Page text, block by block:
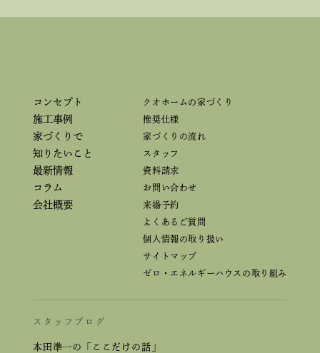
コンセプト
施工事例
家づくりで
知りたいこと
最新情報
コラム
会社概要
クオホームの家づくり
推奨仕様
家づくりの流れ
スタッフ
資料請求
お問い合わせ
来場予約
よくあるご質問
個人情報の取り扱い
サイトマップ
ゼロ・エネルギーハウスの取り組み
スタッフブログ
本田準一の「ここだけの話」